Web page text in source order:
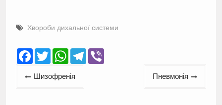
Хвороби дихальної системи
Facebook
TwitterWhatsApp
Telegram
Viber
Навігація
Шизофренія Пневмонія